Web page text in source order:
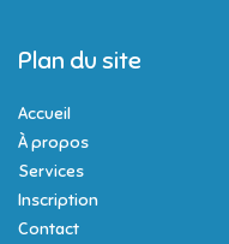
Plan du site
Accueil
À propos
Services
Inscription
Contact